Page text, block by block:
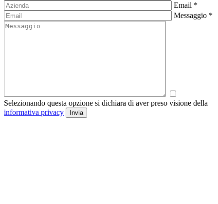
Email *
Messaggio *
Selezionando questa opzione si dichiara di aver preso visione della
informativa privacy